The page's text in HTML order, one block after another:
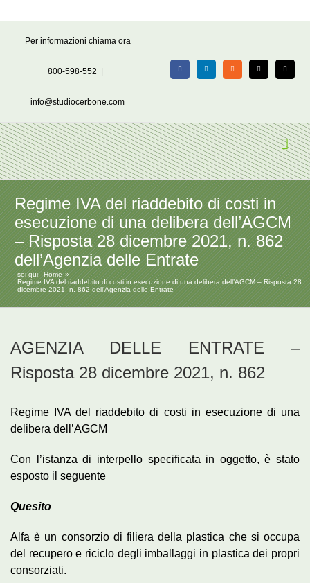
Per informazioni chiama ora
800-598-552
info@studiocerbone.com
FacebookLinkedIn Rss X Email
Regime IVA del riaddebito di costi in
esecuzione di una delibera dell’AGCM
– Risposta 28 dicembre 2021, n. 862
dell’Agenzia delle Entrate
sei qui: Home
Regime IVA del riaddebito di costi in esecuzione di una delibera dell’AGCM – Risposta 28
dicembre 2021, n. 862 dell’Agenzia delle Entrate
AGENZIA DELLE ENTRATE –
Risposta 28 dicembre 2021, n. 862
Regime IVA del riaddebito di costi in esecuzione di una
delibera dell’AGCM
Con l’istanza di interpello specificata in oggetto, è stato
esposto il seguente
Quesito
Alfa è un consorzio di filiera della plastica che si occupa
del recupero e riciclo degli imballaggi in plastica dei propri
consorziati.